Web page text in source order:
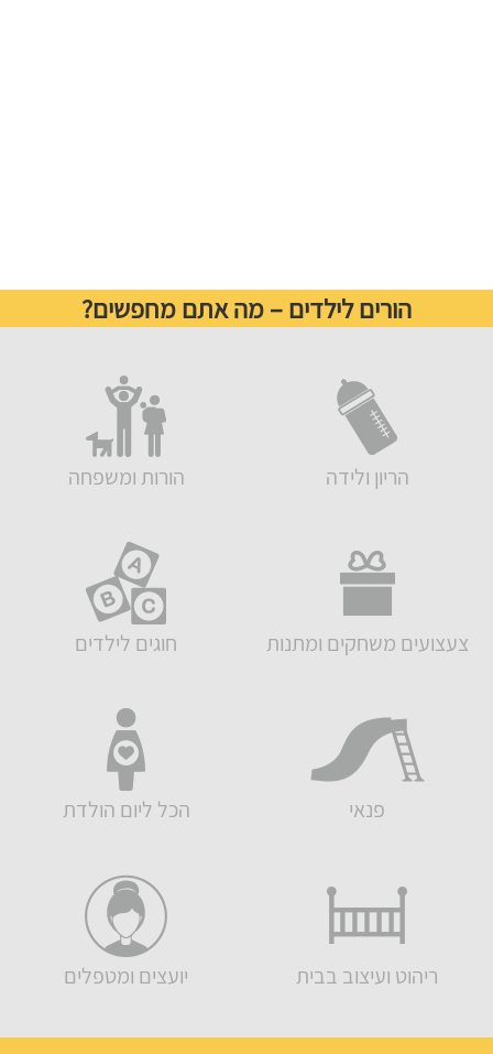
הורים לילדים – מה אתם מחפשים?
הורות ומשפחה הריון ולידה
חוגים לילדים צעצועים משחקים ומתנות
הכל ליום הולדת פנאי
יועצים ומטפלים ריהוט ועיצוב בבית